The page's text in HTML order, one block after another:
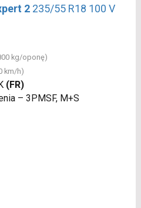
2 235/55 R18 100 V
kg/oponę)
km/h)
(FR)
– 3PMSF, M+S